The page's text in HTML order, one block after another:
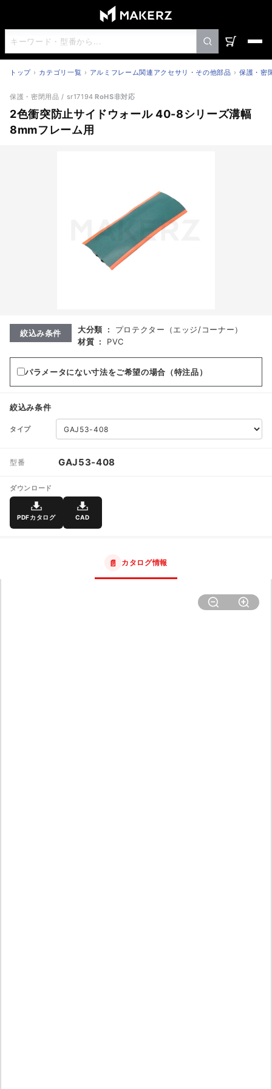
トップ カテゴリ一覧 アルミフレーム関連アクセサリ・その他部品 保護・密
保護・密閉用品 / sr17194 RoHS非対応
2色衝突防止サイドウォール 40-8シリーズ溝幅
8mmフレーム用
絞込み条件 大分類 :
プロテクター（エッジ/コーナー）
材質 : PVC
パラメータにない寸法をご希望の場合（特注品）
絞込み条件
タイプ
型番 GAJ53-408
ダウンロード
PDFカタログ CAD
📄 カタログ情報